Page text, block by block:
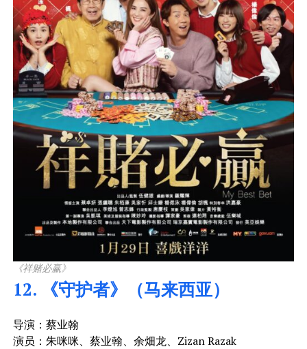
《祥赌必赢》
12. 《守护者》（马来西亚）
导演：蔡业翰
演员：朱咪咪、蔡业翰、余畑龙、Zizan Razak